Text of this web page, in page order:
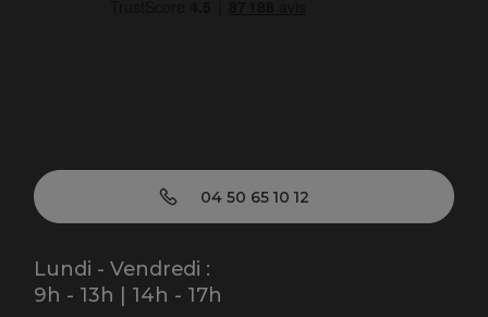
04 50 65 10 12
Lundi - Vendredi :
9h - 13h | 14h - 17h